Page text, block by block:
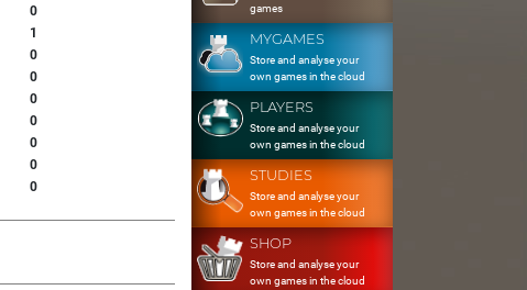
0
1
0
0
0
0
0
0
0
games
MYGAMES
Store and analyse your
own games in the cloud
PLAYERS
Store and analyse your
own games in the cloud
STUDIES
Store and analyse your
own games in the cloud
SHOP
Store and analyse your
own games in the cloud